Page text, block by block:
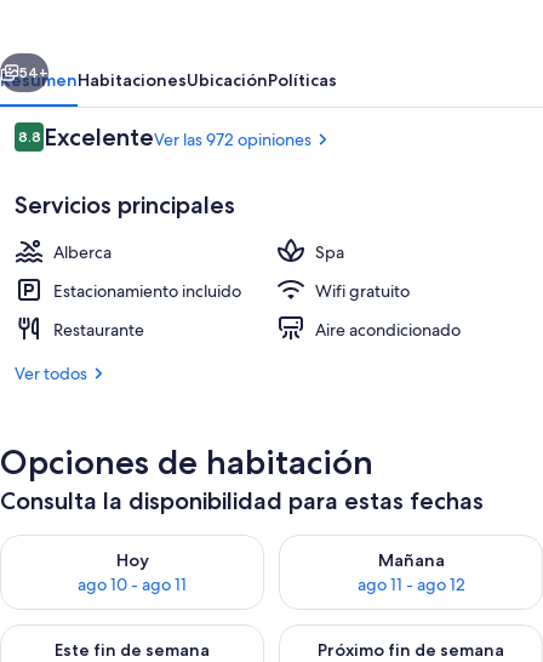
Hotel
Servicio de la propiedad
Siguiente
54+
ResumenHabitacionesUbicaciónPolíticas
Opiniones
8.88.8 de 10,
ExcelenteVer las 972 opiniones
Servicios principales
Alberca
Spa
Estacionamiento incluido
Wifi gratuito
Restaurante
Aire acondicionado
Ver todos
Opciones de habitación
Consulta la disponibilidad para estas fechas
Hoy
ago 10 - ago 11
Consulta la disponibilidad para hoy ago 10 - ago 11
Mañana
ago 11 - ago 12
Consulta la disponibilidad
Este fin de semana
Consulta la disponibilidad para este fin de semana ago 14 -
Próximo fin de semana
Consulta la disponibilidad